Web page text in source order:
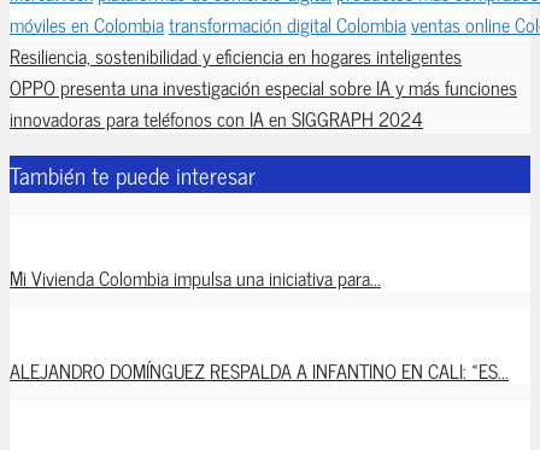
móviles en Colombiatransformación digital Colombiaventas online
Resiliencia, sostenibilidad y eficiencia en hogares inteligentes
OPPO presenta una investigación especial sobre IA y más funciones
innovadoras para teléfonos con IA en SIGGRAPH 2024
También te puede interesar
Mi Vivienda Colombia impulsa una iniciativa para...
ALEJANDRO DOMÍNGUEZ RESPALDA A INFANTINO EN CALI: «ES...